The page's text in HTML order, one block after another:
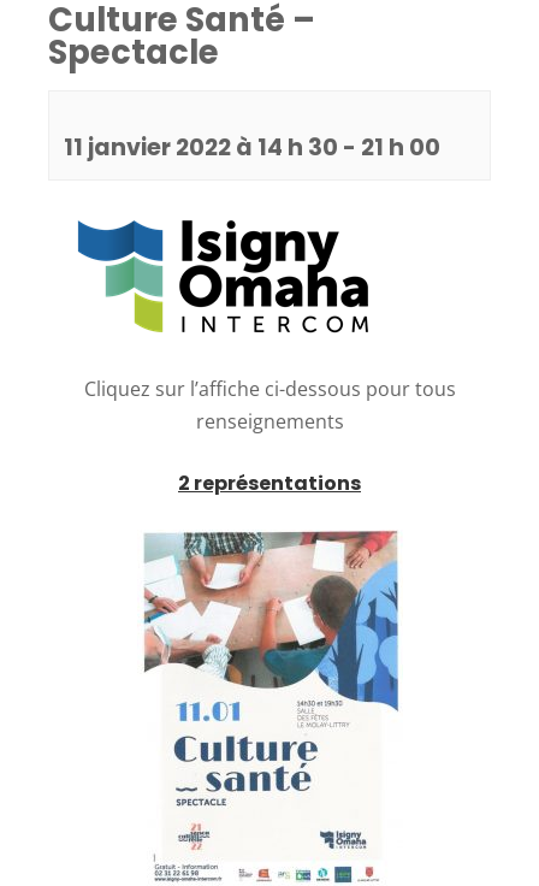
Culture Santé –
Spectacle
11 janvier 2022 à 14 h 30 - 21 h 00
Cliquez sur l’affiche ci-dessous pour tous
renseignements
2 représentations